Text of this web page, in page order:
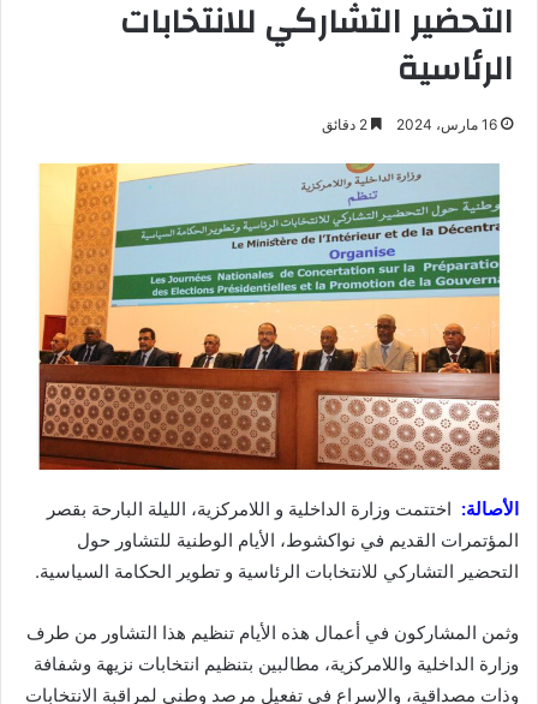
التحضير التشاركي للانتخابات
الرئاسية
16 مارس، 2024
الأصالة: اختتمت وزارة الداخلية و اللامركزية، الليلة البارحة بقصر
المؤتمرات القديم في نواكشوط، الأيام الوطنية للتشاور حول
التحضير التشاركي للانتخابات الرئاسية و تطوير الحكامة السياسية.
وثمن المشاركون في أعمال هذه الأيام تنظيم هذا التشاور من طرف
وزارة الداخلية واللامركزية، مطالبين بتنظيم انتخابات نزيهة وشفافة
وذات مصداقية، والإسراع في تفعيل مرصد وطني لمراقبة الانتخابات